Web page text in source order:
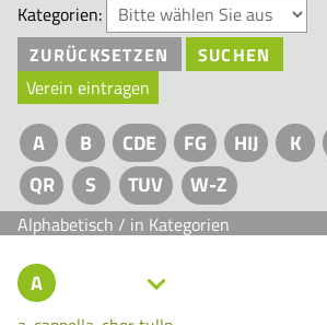
Kategorien:
ZURÜCKSETZEN
SUCHEN
Verein eintragen
A B CDE FG HIJ K
QR
S TUV W-Z
Alphabetisch / in Kategorien
A